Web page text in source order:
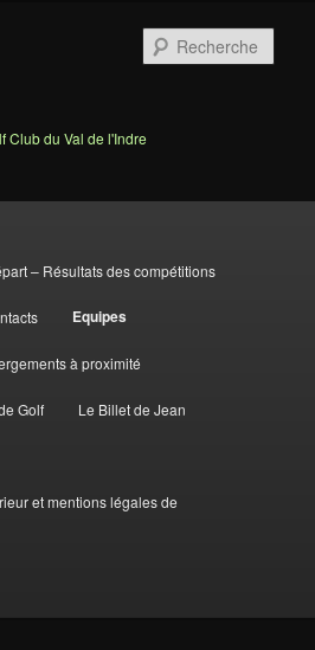
Club du Val de l'Indre
– Résultats des compétitions
Equipes
à proximité
Golf Le Billet de Jean
et mentions légales de